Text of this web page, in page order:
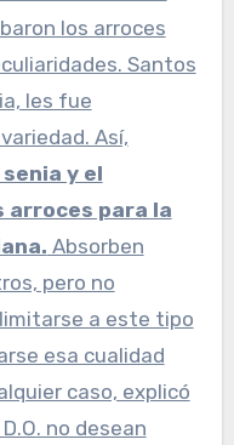
los arroces
Santos
les fue
Así,
y el
arroces para la
Absorben
pero no
a este tipo
esa cualidad
caso, explicó
no desean